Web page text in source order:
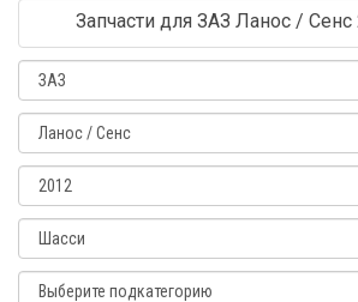
Запчасти для ЗАЗ Ланос /